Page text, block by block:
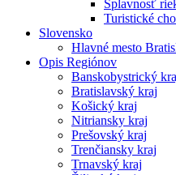
Splavnosť
Turistické
Slovensko
Hlavné mesto
Opis Regiónov
Banskobystrický
Bratislavský kraj
Košický kraj
Nitriansky kraj
Prešovský kraj
Trenčiansky kraj
Trnavský kraj